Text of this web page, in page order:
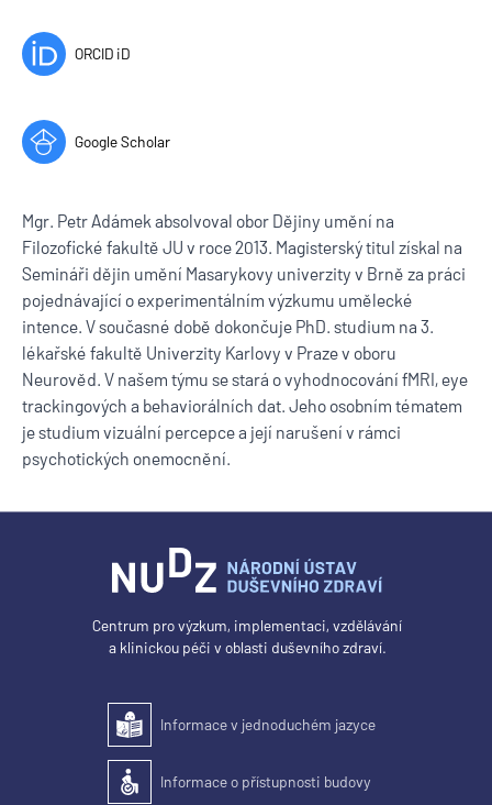
ORCID iD
Google Scholar
Mgr. Petr Adámek absolvoval obor Dějiny umění na
Filozofické fakultě JU v roce 2013. Magisterský titul získal na
Semináři dějin umění Masarykovy univerzity v Brně za práci
pojednávající o experimentálním výzkumu umělecké
intence. V současné době dokončuje PhD. studium na 3.
lékařské fakultě Univerzity Karlovy v Praze v oboru
Neurověd. V našem týmu se stará o vyhodnocování fMRI, eye
trackingových a behaviorálních dat. Jeho osobním tématem
je studium vizuální percepce a její narušení v rámci
psychotických onemocnění.
Centrum pro výzkum, implementaci, vzdělávání
a klinickou péči v oblasti duševního zdraví.
Snadné čtení
Informace v jednoduchém jazyce
Přístupnost budovy pro osoby se zdravotním postižením
Informace o přístupnosti budovy